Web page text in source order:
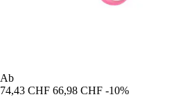
Ab
74,43 CHF 66,98 CHF -10%